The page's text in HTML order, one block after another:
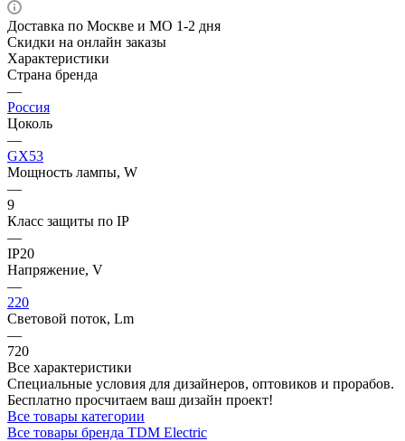
Доставка по Москве и МО 1-2 дня
Скидки на онлайн заказы
Характеристики
Страна бренда
—
Россия
Цоколь
—
GX53
Мощность лампы, W
—
9
Класс защиты по IP
—
IP20
Напряжение, V
—
220
Световой поток, Lm
—
720
Все характеристики
Специальные условия для дизайнеров, оптовиков и прорабов.
Бесплатно просчитаем ваш дизайн проект!
Все товары категории
Все товары бренда TDM Electric